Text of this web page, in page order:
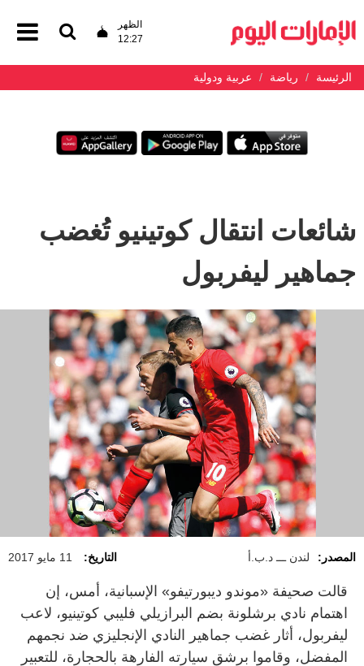
الظهر
12:27
الرئيسة رياضة عربية ودولية
شائعات انتقال كوتينيو تُغضب
جماهير ليفربول
المصدر: لندن ـــ د.ب.أ التاريخ: 11 مايو 2017
قالت صحيفة «موندو ديبورتيفو» الإسبانية، أمس، إن
اهتمام نادي برشلونة بضم البرازيلي فليبي كوتينيو، لاعب
ليفربول، أثار غضب جماهير النادي الإنجليزي ضد نجمهم
المفضل، وقاموا برشق سيارته الفارهة بالحجارة، للتعبير